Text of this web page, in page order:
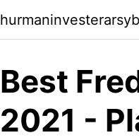
Best
2021 -